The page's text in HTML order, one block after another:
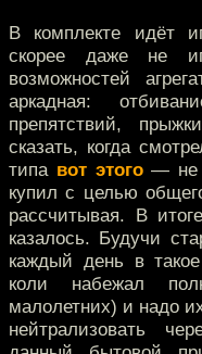
В комплекте идёт
скорее даже не
возможностей
аркадная:
препятствий,
сказать, когда
типа вот этого— не
купил с целью
рассчитывая. В
казалось. Будучи
каждый день в
коли набежал
малолетних) и надо
нейтрализовать